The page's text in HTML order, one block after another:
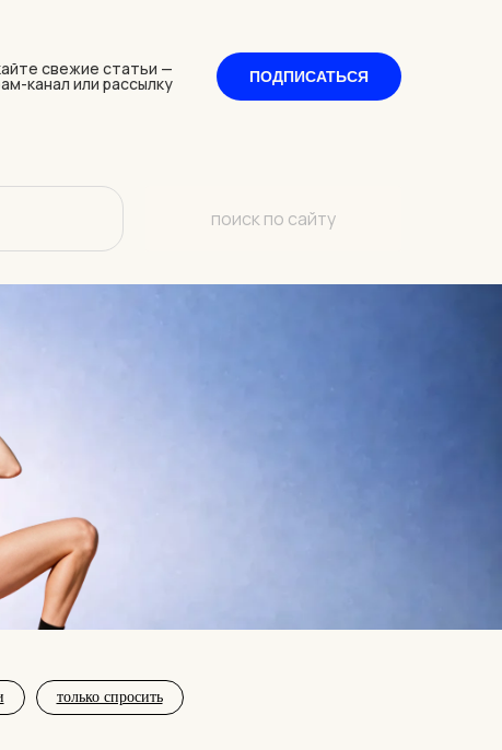
свежие статьи —
канал или рассылку ПОДПИСАТЬСЯ
поиск по сайту
только спросить